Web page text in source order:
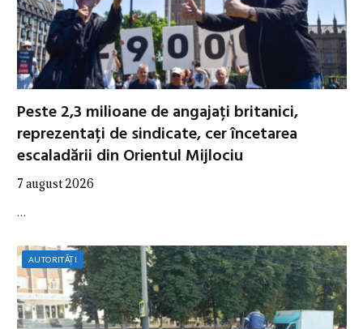
Peste 2,3 milioane de angajați britanici,
reprezentați de sindicate, cer încetarea
escaladării din Orientul Mijlociu
7 august 2026
…
AUTORITĂȚI